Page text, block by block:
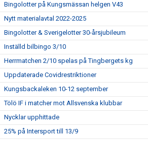
Bingolotter på Kungsmässan helgen V43
Nytt materialavtal 2022-2025
Bingolotter & Sverigelotter 30-årsjubileum
Inställd bilbingo 3/10
Herrmatchen 2/10 spelas på Tingbergets kg
Uppdaterade Covidrestriktioner
Kungsbackaleken 10-12 september
Tölö IF i matcher mot Allsvenska klubbar
Nycklar upphittade
25% på Intersport till 13/9